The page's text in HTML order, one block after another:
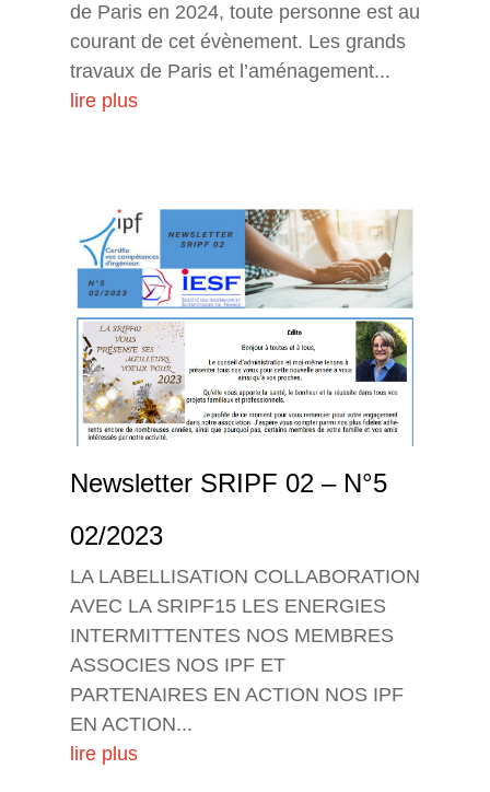
de Paris en 2024, toute personne est au
courant de cet évènement. Les grands
travaux de Paris et l’aménagement...
lire plus
Newsletter SRIPF 02 – N°5
02/2023
LA LABELLISATION COLLABORATION
AVEC LA SRIPF15 LES ENERGIES
INTERMITTENTES NOS MEMBRES
ASSOCIES NOS IPF ET
PARTENAIRES EN ACTION NOS IPF
EN ACTION...
lire plus